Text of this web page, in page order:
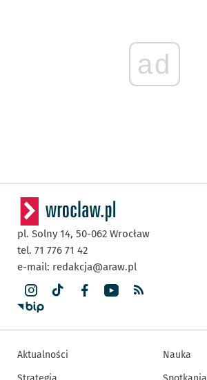
ad
pl. Solny 14, 50-062 Wrocław
tel. 71 776 71 42
e-mail: redakcja@araw.pl
Aktualności
Nauka